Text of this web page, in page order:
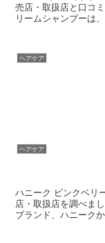
売店・取扱店と口コ
リームシャンプーは
ンプーです。
ヘアケア
ヘアケア
ハニーク ピンクベリ
店・取扱店を調べま
ブランド、ハニーク